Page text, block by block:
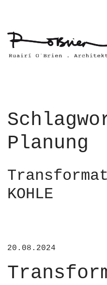
to
content
Planung
KOHLE
20.08.2024